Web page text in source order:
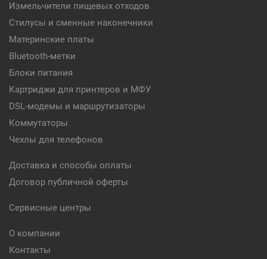
Измельчители пищевых отходов
Стилусы и сменные наконечники
Материнские платы
Bluetooth-метки
Блоки питания
Картриджи для принтеров и МФУ
DSL-модемы и маршрутизаторы
Коммутаторы
Чехлы для телефонов
Доставка и способы оплаты
Договор публичной оферты
Сервисные центры
О компании
Контакты